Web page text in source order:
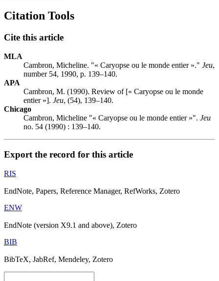
Citation Tools
Cite this article
MLA
Cambron, Micheline. "« Caryopse ou le monde entier »." Jeu,
number 54, 1990, p. 139–140.
APA
Cambron, M. (1990). Review of [« Caryopse ou le monde
entier »]. Jeu, (54), 139–140.
Chicago
Cambron, Micheline "« Caryopse ou le monde entier »". Jeu
no. 54 (1990) : 139–140.
Export the record for this article
RIS
EndNote, Papers, Reference Manager, RefWorks, Zotero
ENW
EndNote (version X9.1 and above), Zotero
BIB
BibTeX, JabRef, Mendeley, Zotero